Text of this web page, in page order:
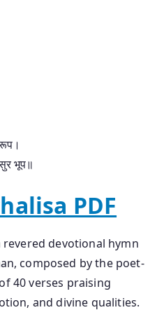
भूप॥
PDF
revered devotional hymn
composed by the poet-
40 verses praising
and divine qualities.